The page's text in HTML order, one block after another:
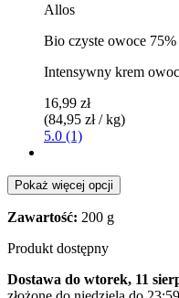
Allos
Bio czyste owoce
Intensywny krem
16,99 zł
(84,95 zł / kg)
5.0 (1)
Pokaż więcej opcji
Zawartość: 200 g
Produkt dostępny
Dostawa do wtorek, 11